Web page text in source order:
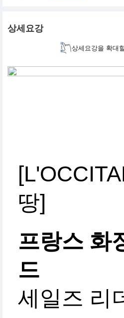
상세요강
상세요강을 확대
땅]
프랑스 화
드
세일즈 리